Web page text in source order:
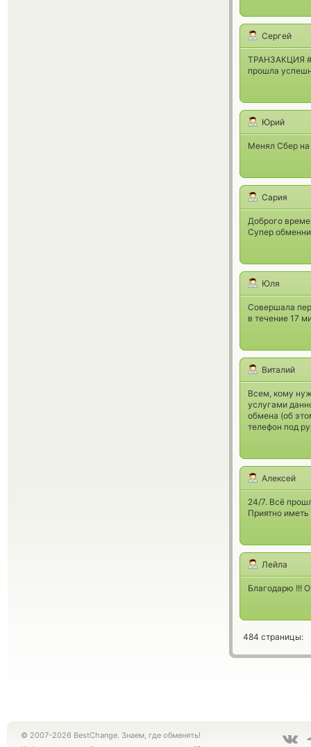
Сергей
ТРАНЗАКЦИЯ
прошла
Юрий
Менял Сбер на
Сария
Доброго
Супер
Юля
Совершала
в течение 17
Виталий
Всем, кому
услугами
обмена (об
телефон под
Алексей
24/7. Всё
Приятно
Лейла
Благодарю !!!
484 страницы:
© 2007-2026 BestChange. Знаем, где обменять!